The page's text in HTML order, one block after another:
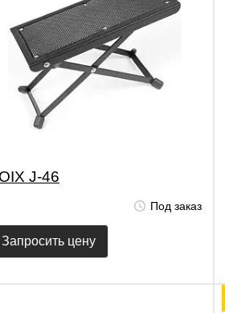
J-46
Под заказ
Запросить цену